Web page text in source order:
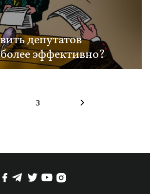
депутатов
эффективно?
3